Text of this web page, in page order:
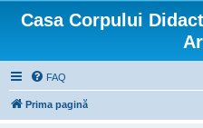
Casa Corpului
FAQ
Prima pagină